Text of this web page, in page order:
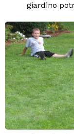
giardino